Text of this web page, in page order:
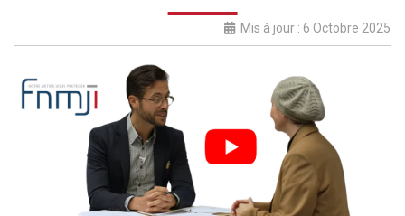
Mis à jour : 6 Octobre 2025